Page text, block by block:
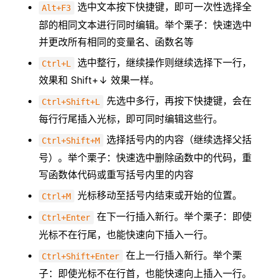
Alt+F3
选中文本按下快捷键，即可一次性选择全
部的相同文本进行同时编辑。举个栗子：快速选中
并更改所有相同的变量名、函数名等
Ctrl+L
选中整行，继续操作则继续选择下一行，
效果和 Shift+↓ 效果一样。
Ctrl+Shift+L
先选中多行，再按下快捷键，会在
每行行尾插入光标，即可同时编辑这些行。
Ctrl+Shift+M
选择括号内的内容（继续选择父括
号）。举个栗子：快速选中删除函数中的代码，重
写函数体代码或重写括号内里的内容
Ctrl+M 光标移动至括号内结束或开始的位置。
Ctrl+Enter
在下一行插入新行。举个栗子：即使
光标不在行尾，也能快速向下插入一行。
Ctrl+Shift+Enter
在上一行插入新行。举个栗
子：即使光标不在行首，也能快速向上插入一行。